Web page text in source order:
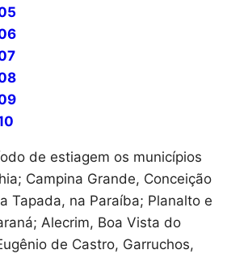
de estiagem os municípios
Campina Grande, Conceição
Tapada, na Paraíba; Planalto e
Alecrim, Boa Vista do
de Castro, Garruchos,